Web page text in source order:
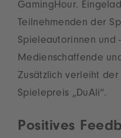
GamingHour.
Teilnehmenden der
Spieleautorinnen und
Medienschaffende
Zusätzlich verleiht
Spielepreis „DuAli“.
Positives